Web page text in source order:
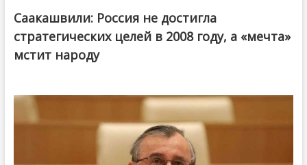
Саакашвили: Россия не достигла
стратегических целей в 2008 году, а «мечта»
мстит народу